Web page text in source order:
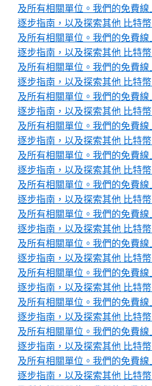
及所有相關單位。我們的免費線
逐步指南，以及探索其他 比特
及所有相關單位。我們的免費線
逐步指南，以及探索其他 比特
及所有相關單位。我們的免費線
逐步指南，以及探索其他 比特
及所有相關單位。我們的免費線
逐步指南，以及探索其他 比特
及所有相關單位。我們的免費線
逐步指南，以及探索其他 比特
及所有相關單位。我們的免費線
逐步指南，以及探索其他 比特
及所有相關單位。我們的免費線
逐步指南，以及探索其他 比特
及所有相關單位。我們的免費線
逐步指南，以及探索其他 比特
及所有相關單位。我們的免費線
逐步指南，以及探索其他 比特
及所有相關單位。我們的免費線
逐步指南，以及探索其他 比特
及所有相關單位。我們的免費線
逐步指南，以及探索其他 比特
及所有相關單位。我們的免費線
逐步指南，以及探索其他 比特
及所有相關單位。我們的免費線
逐步指南，以及探索其他 比特